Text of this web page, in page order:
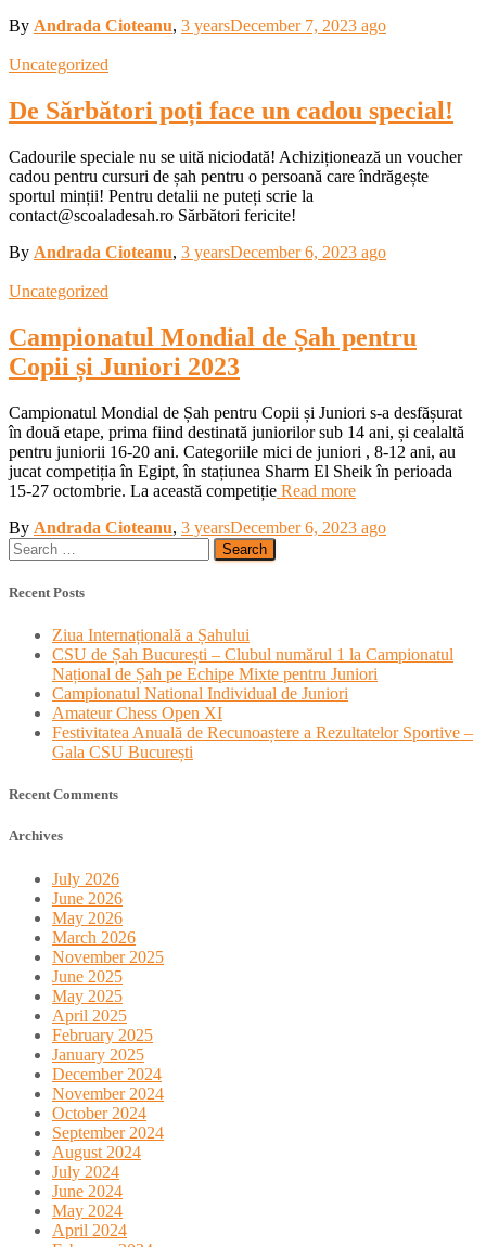
By Andrada Cioteanu, 3 yearsDecember 7, 2023 ago
Uncategorized
De Sărbători poți face un cadou special!
Cadourile speciale nu se uită niciodată! Achiziționează un voucher
cadou pentru cursuri de șah pentru o persoană care îndrăgește
sportul minții! Pentru detalii ne puteți scrie la
contact@scoaladesah.ro Sărbători fericite!
By Andrada Cioteanu, 3 yearsDecember 6, 2023 ago
Uncategorized
Campionatul Mondial de Șah pentru
Copii și Juniori 2023
Campionatul Mondial de Șah pentru Copii și Juniori s-a desfășurat
în două etape, prima fiind destinată juniorilor sub 14 ani, și cealaltă
pentru juniorii 16-20 ani. Categoriile mici de juniori , 8-12 ani, au
jucat competiția în Egipt, în stațiunea Sharm El Sheik în perioada
15-27 octombrie. La această competiție Read more
By Andrada Cioteanu, 3 yearsDecember 6, 2023 ago
Search
for:
Recent Posts
Ziua Internațională a Șahului
CSU de Șah București – Clubul numărul 1 la Campionatul
Național de Șah pe Echipe Mixte pentru Juniori
Campionatul National Individual de Juniori
Amateur Chess Open XI
Festivitatea Anuală de Recunoaștere a Rezultatelor Sportive –
Gala CSU București
Recent Comments
Archives
July 2026
June 2026
May 2026
March 2026
November 2025
June 2025
May 2025
April 2025
February 2025
January 2025
December 2024
November 2024
October 2024
September 2024
August 2024
July 2024
June 2024
May 2024
April 2024